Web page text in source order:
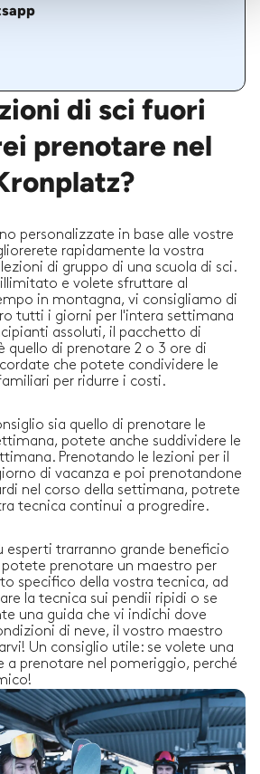
di sci fuori
prenotare nel
personalizzate in base alle vostre
rapidamente la vostra
di gruppo di una scuola di sci.
e volete sfruttare al
in montagna, vi consigliamo di
tutti i giorni per l'intera settimana
assoluti, il pacchetto di
quello di prenotare 2 o 3 ore di
che potete condividere le
per ridurre i costi.
sia quello di prenotare le
potete anche suddividere le
Prenotando le lezioni per il
di vacanza e poi prenotandone
nel corso della settimana, potrete
tecnica continui a progredire.
esperti trarranno grande beneficio
prenotare un maestro per
specifico della vostra tecnica, ad
la tecnica sui pendii ripidi o se
una guida che vi indichi dove
di neve, il vostro maestro
Un consiglio utile: se volete una
a prenotare nel pomeriggio, perché